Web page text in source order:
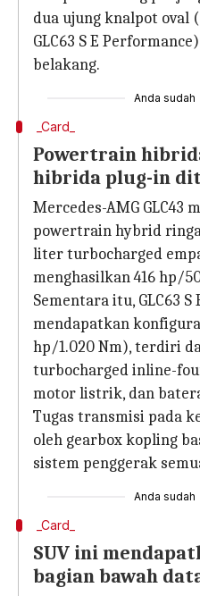
dua ujung knalpot
GLC63 S E
belakang.
Anda sudah
_Card_
Powertrain
hibrida plug-in
Mercedes-AMG GLC43
powertrain hybrid
liter turbocharged
menghasilkan 416 hp/
Sementara itu, GLC63
mendapatkan
hp/1.020 Nm), terdiri
turbocharged inline-
motor listrik, dan
Tugas transmisi pada
oleh gearbox kopling
sistem penggerak
Anda sudah
_Card_
SUV ini
bagian bawah